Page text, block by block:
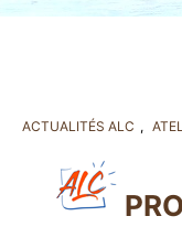
ACTUALITÉS ALC ,